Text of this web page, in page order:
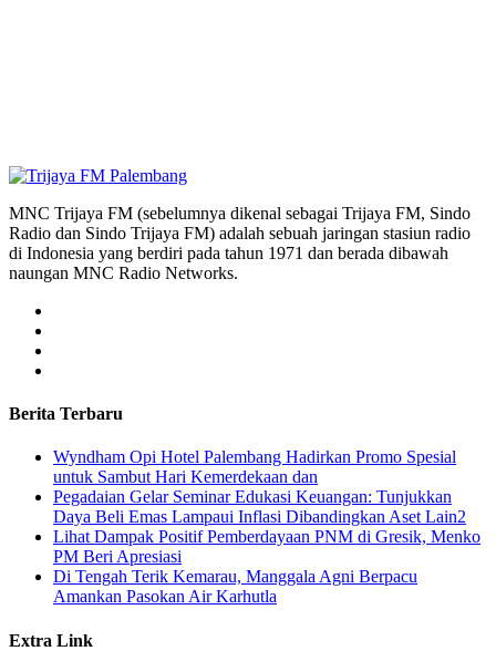
MNC Trijaya FM (sebelumnya dikenal sebagai Trijaya FM, Sindo
Radio dan Sindo Trijaya FM) adalah sebuah jaringan stasiun radio
di Indonesia yang berdiri pada tahun 1971 dan berada dibawah
naungan MNC Radio Networks.
Berita Terbaru
Wyndham Opi Hotel Palembang Hadirkan Promo Spesial
untuk Sambut Hari Kemerdekaan dan
Pegadaian Gelar Seminar Edukasi Keuangan: Tunjukkan
Daya Beli Emas Lampaui Inflasi Dibandingkan Aset Lain2
Lihat Dampak Positif Pemberdayaan PNM di Gresik, Menko
PM Beri Apresiasi
​Di Tengah Terik Kemarau, Manggala Agni Berpacu
Amankan Pasokan Air Karhutla
Extra Link